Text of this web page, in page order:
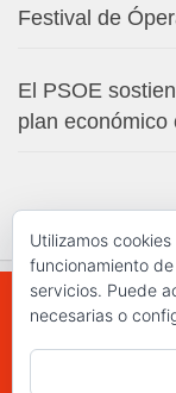
Festival de
El PSOE
plan económico
Utilizamos
funcionamiento
servicios. Puede
necesarias o